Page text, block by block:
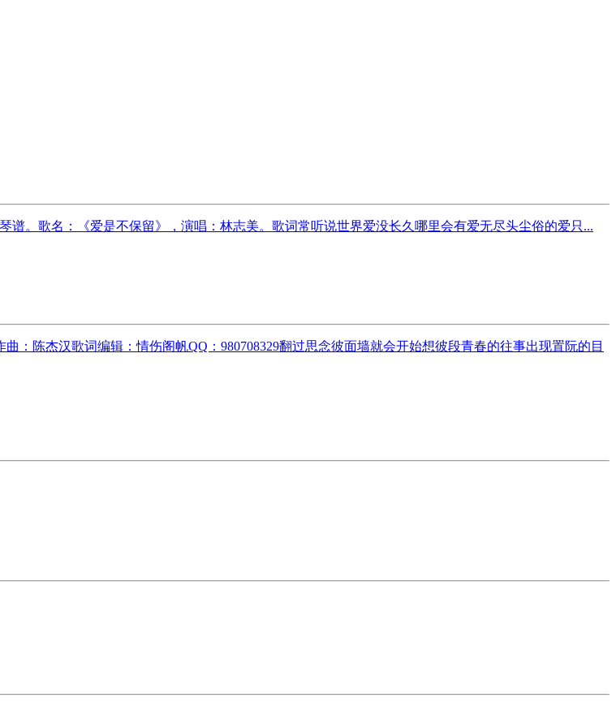
。歌名：《爱是不保留》，演唱：林志美。歌词常听说世界爱没长久哪里会有爱无尽头尘俗的爱只...
：陈杰汉歌词编辑：情伤阁帆QQ：980708329翻过思念彼面墙就会开始想彼段青春的往事出现置阮的目